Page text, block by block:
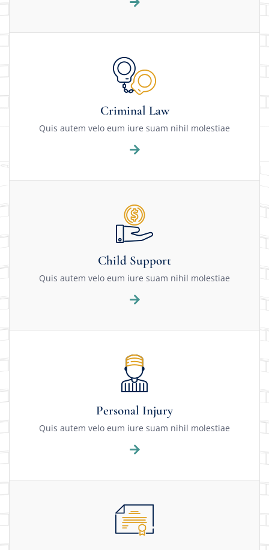
Criminal Law
Quis autem velo eum iure suam nihil molestiae
Child Support
Quis autem velo eum iure suam nihil molestiae
Personal Injury
Quis autem velo eum iure suam nihil molestiae